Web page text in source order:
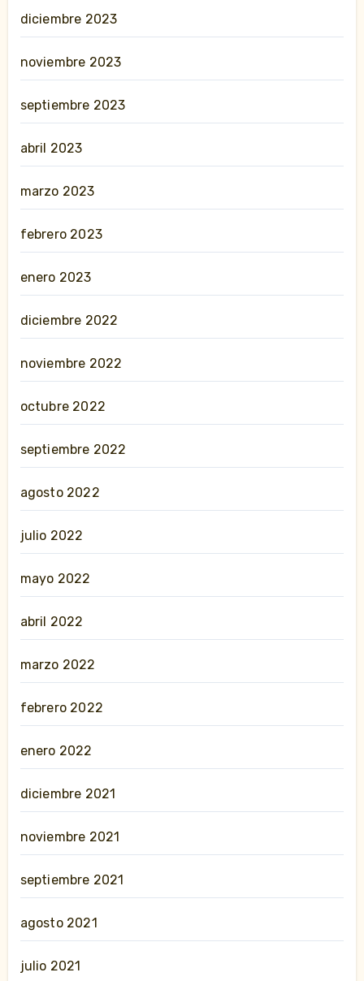
diciembre 2023
noviembre 2023
septiembre 2023
abril 2023
marzo 2023
febrero 2023
enero 2023
diciembre 2022
noviembre 2022
octubre 2022
septiembre 2022
agosto 2022
julio 2022
mayo 2022
abril 2022
marzo 2022
febrero 2022
enero 2022
diciembre 2021
noviembre 2021
septiembre 2021
agosto 2021
julio 2021